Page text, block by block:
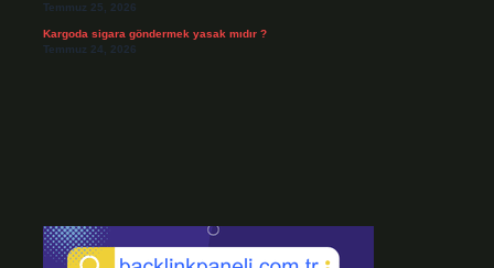
Temmuz 25, 2026
Kargoda sigara göndermek yasak mıdır ?
Temmuz 24, 2026